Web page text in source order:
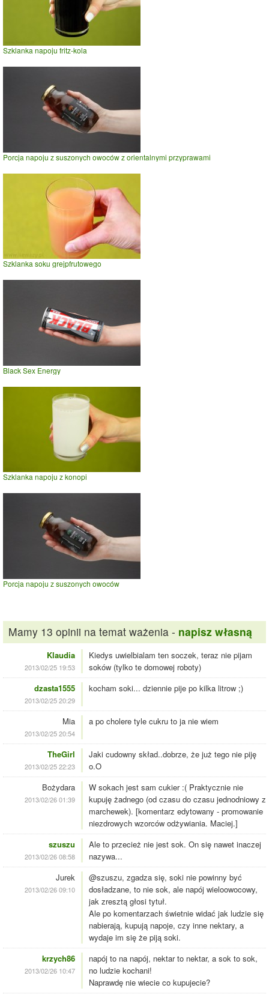
Szklanka napoju fritz-kola
Porcja napoju z suszonych owoców z orientalnymi przyprawami
Szklanka soku grejpfrutowego
Black Sex Energy
Szklanka napoju z konopi
Porcja napoju z suszonych owoców
Mamy 13 opinii na temat ważenia - napisz własną
Klaudia
2013/02/25 19:53
Kiedys uwielbialam ten soczek, teraz nie pijam
soków (tylko te domowej roboty)
dzasta1555
2013/02/25 20:29
kocham soki... dziennie pije po kilka litrow ;)
Mia
2013/02/25 20:54
a po cholere tyle cukru to ja nie wiem
TheGirl
2013/02/25 22:23
Jaki cudowny skład..dobrze, że już tego nie piję
o.O
Bożydara
2013/02/26 01:39
W sokach jest sam cukier :( Praktycznie nie
kupuję żadnego (od czasu do czasu jednodniowy z
marchewek). [komentarz edytowany - promowanie
niezdrowych wzorców odżywiania. Maciej.]
szuszu
2013/02/26 08:58
Ale to przecież nie jest sok. On się nawet inaczej
nazywa...
Jurek
2013/02/26 09:10
@szuszu, zgadza się, soki nie powinny być
dosładzane, to nie sok, ale napój wieloowocowy,
jak zresztą głosi tytuł.
Ale po komentarzach świetnie widać jak ludzie się
nabierają, kupują napoje, czy inne nektary, a
wydaje im się że piją soki.
krzych86
2013/02/26 10:47
napój to na napój, nektar to nektar, a sok to sok,
no ludzie kochani!
Naprawdę nie wiecie co kupujecie?